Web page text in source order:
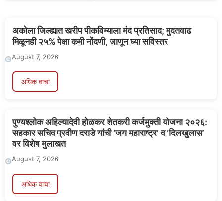
अकोला जिल्ह्यात खरीप पीकविम्याला मंद प्रतिसाद; मुदतवाढ
मिळूनही २५% पेक्षा कमी नोंदणी, जाणून घ्या सविस्तर
August 7, 2026
अधिक वाचा
पुण्यश्लोक अहिल्यादेवी होळकर शेतकरी कर्जमुक्ती योजना २०२६:
सहकार सचिव प्रवीण दराडे यांची ‘जय महाराष्ट्र’ व ‘दिलखुलास’
वर विशेष मुलाखत
August 7, 2026
अधिक वाचा